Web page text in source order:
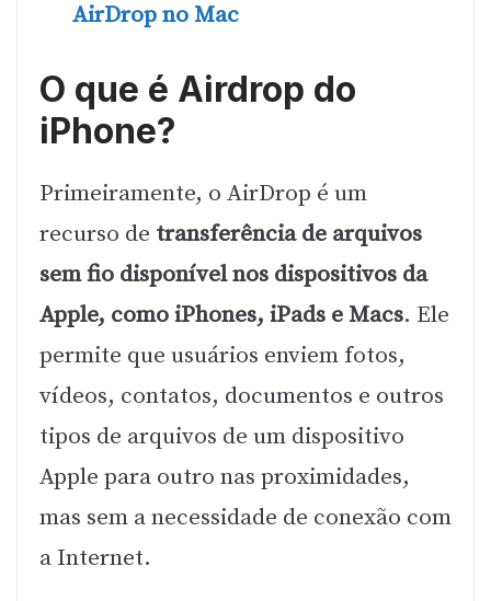
AirDrop no Mac
O que é Airdrop do
iPhone?
Primeiramente, o AirDrop é um
recurso de transferência de arquivos
sem fio disponível nos dispositivos da
Apple, como iPhones, iPads e Macs. Ele
permite que usuários enviem fotos,
vídeos, contatos, documentos e outros
tipos de arquivos de um dispositivo
Apple para outro nas proximidades,
mas sem a necessidade de conexão com
a Internet.